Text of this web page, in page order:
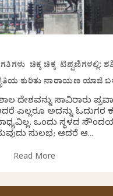
ಚಿಕ್ಕ ಚಿಕ್ಕ ಟಿಪ್ಪಣಿಗಳಲ್ಲಿ:
ಕುರಿತು ನಾರಾಯಣ ಯಾಜಿ
ದೇಶವನ್ನು ಸಾವಿರಾರು
ಎಲ್ಲರೂ ಅದನ್ನು ಓದುಗರ
ಒಂದು ಸ್ಥಳದ
ಸುಲಭ; ಆದರೆ ಆ...
Read More